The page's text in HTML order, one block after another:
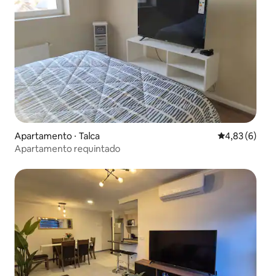
Apartamento ⋅ Talca 4,83 de uma
4,83 (6)
Apartamento requintado